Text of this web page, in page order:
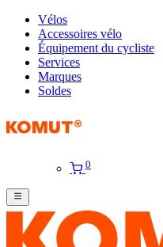
Vélos
Accessoires vélo
Équipement du cycliste
Services
Marques
Soldes
0